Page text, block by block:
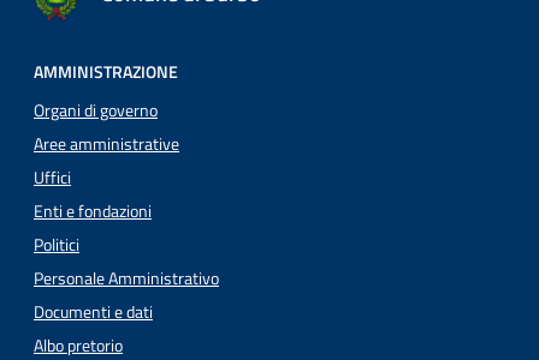
AMMINISTRAZIONE
Organi di governo
Aree amministrative
Uffici
Enti e fondazioni
Politici
Personale Amministrativo
Documenti e dati
Albo pretorio